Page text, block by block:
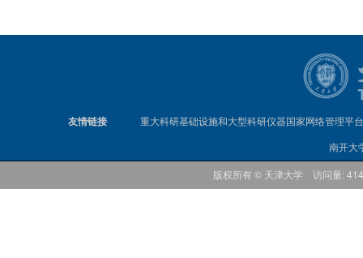
友情链接
重大科研基础设施和大型科研仪器国家网络管理平台
南开大
版权所有 © 天津大学 访问量: